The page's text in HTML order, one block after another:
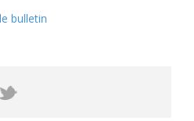
bulletin